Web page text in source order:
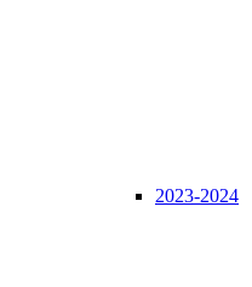
2023-2024